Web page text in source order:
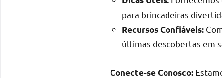
para brincadeiras
Recursos Confiáveis:
últimas descobertas em
Conecte-se Conosco: